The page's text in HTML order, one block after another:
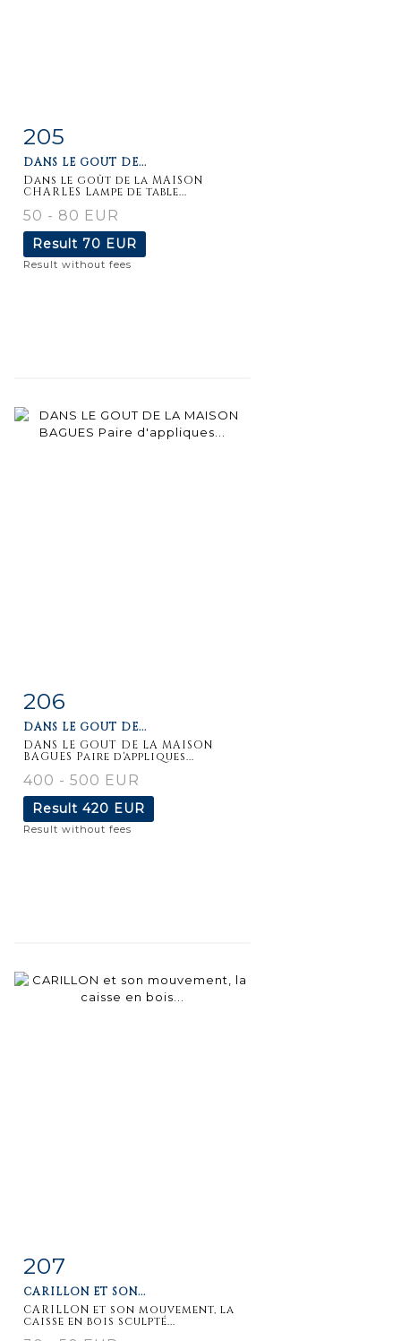
Item detail
205
DANS LE GOÛT DE...
Dans le goût de la MAISON
CHARLES Lampe de table...
50 - 80 EUR
Result 70 EUR
Result without fees
Item detail
206
DANS LE GOUT DE...
DANS LE GOUT DE LA MAISON
BAGUES Paire d'appliques...
400 - 500 EUR
Result 420 EUR
Result without fees
Item detail
207
CARILLON ET SON...
CARILLON et son mouvement, la
caisse en bois sculpté...